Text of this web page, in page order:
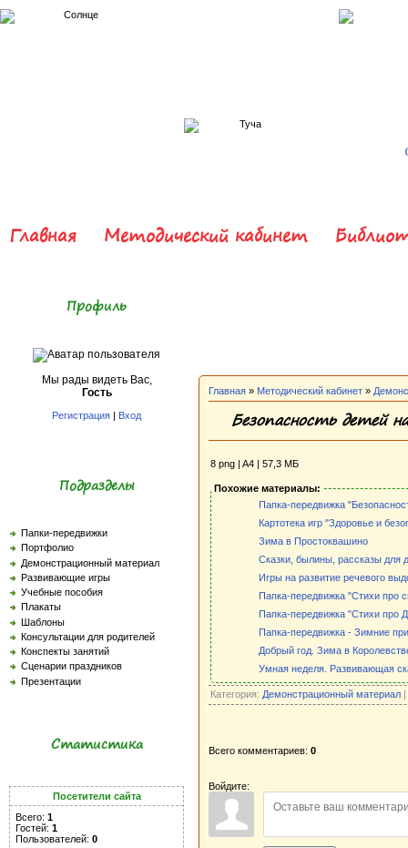
Главная Методический кабинет
Профиль
Мы рады видеть Вас,
Гость
Регистрация | Вход
Подразделы
Папки-передвижки
Портфолио
Демонстрационный материал
Развивающие игры
Учебные пособия
Плакаты
Шаблоны
Консультации для родителей
Конспекты занятий
Сценарии праздников
Презентации
Статистика
Посетители сайта
Всего: 1
Гостей: 1
Пользователей: 0
Главная » Методический кабинет »
Безопасность детей
8 png | A4 | 57,3 МБ
Похожие материалы:
Папка-передвижка
Картотека игр "Здоровье и
Зима в Простоквашино
Сказки, былины, рассказы для
Игры на развитие речевого
Папка-передвижка "Стихи про
Папка-передвижка "Стихи про
Папка-передвижка - Зимние
Добрый год. Зима в
Умная неделя. Развивающая
Категория: Демонстрационный материал
Всего комментариев: 0
Войдите: